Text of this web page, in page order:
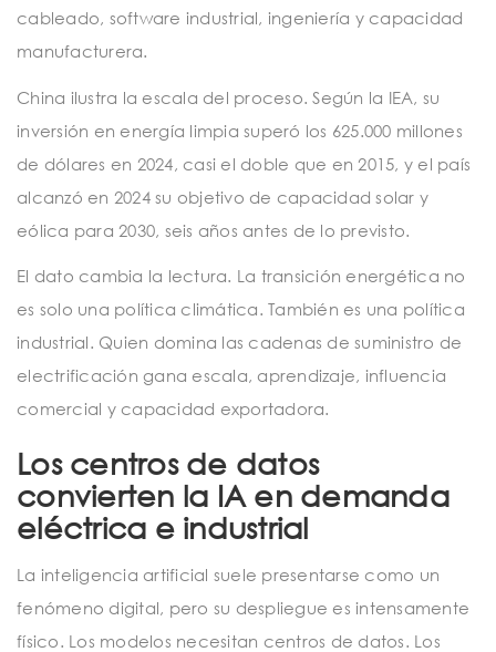
cableado, software industrial, ingeniería y capacidad
manufacturera.
China ilustra la escala del proceso. Según la IEA, su
inversión en energía limpia superó los 625.000 millones
de dólares en 2024, casi el doble que en 2015, y el país
alcanzó en 2024 su objetivo de capacidad solar y
eólica para 2030, seis años antes de lo previsto.
El dato cambia la lectura. La transición energética no
es solo una política climática. También es una política
industrial. Quien domina las cadenas de suministro de
electrificación gana escala, aprendizaje, influencia
comercial y capacidad exportadora.
Los centros de datos
convierten la IA en demanda
eléctrica e industrial
La inteligencia artificial suele presentarse como un
fenómeno digital, pero su despliegue es intensamente
físico. Los modelos necesitan centros de datos. Los